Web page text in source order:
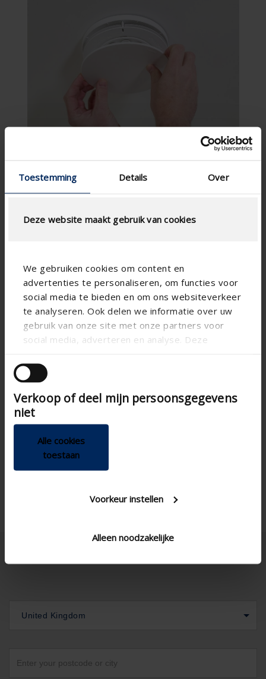
Toestemming Details Over
Deze website maakt gebruik van cookies
We gebruiken cookies om content en
advertenties te personaliseren, om functies voor
social media te bieden en om ons websiteverkeer
te analyseren. Ook delen we informatie over uw
gebruik van onze site met onze partners voor
social media, adverteren en analyse. Deze
andere informatie die u aan ze heeft verstrekt of
die ze hebben verzameld op basis van uw gebruik
van hun services.
Verkoop of deel mijn persoonsgegevens
niet
Alle cookies
toestaan
Voorkeur instellen
Alleen noodzakelijke

Technical specifications
Maximum flow
Pulsion: 90 m³/u ;
Design
Diameter
Install option
United Kingdom